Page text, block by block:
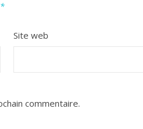
*
Site web
commentaire.